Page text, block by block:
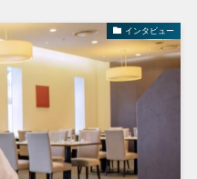
インタビュー